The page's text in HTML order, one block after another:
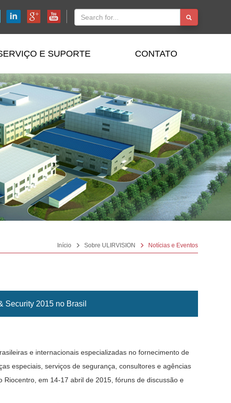
E SUPORTE CONTATO
Início Sobre ULIRVISION Notícias e Eventos
Security 2015 no Brasil
e internacionais especializadas no fornecimento de
especiais, serviços de segurança, consultores e agências
em 14-17 abril de 2015, fóruns de discussão e